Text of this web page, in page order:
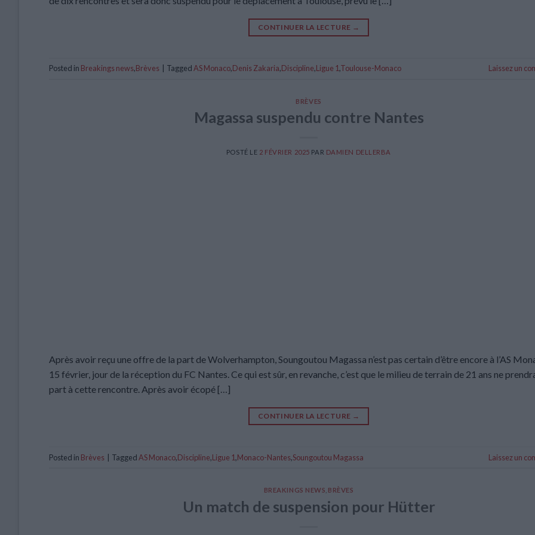
CONTINUER LA LECTURE →
Posted in Breakings news,Brèves TaggedAS Monaco,Denis Zakaria,Discipline,Ligue 1,Toulouse-Monaco Laissez un
BRÈVES
Magassa suspendu contre Nantes
POSTÉ LE 2 FÉVRIER 2025 PAR DAMIEN DELLERBA
Après avoir reçu une offre de la part de Wolverhampton, Soungoutou Magassa n’est pas certain d’être encore à l’AS
15 février, jour de la réception du FC Nantes. Ce qui est sûr, en revanche, c’est que le milieu de terrain de 21 ans ne
part à cette rencontre. Après avoir écopé […]
CONTINUER LA LECTURE →
Posted in Brèves TaggedAS Monaco,Discipline,Ligue 1,Monaco-Nantes,Soungoutou Magassa Laissez un
BREAKINGS NEWS BRÈVES
Un match de suspension pour Hütter